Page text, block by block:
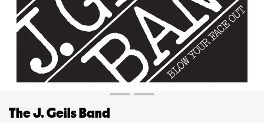
The J. Geils Band